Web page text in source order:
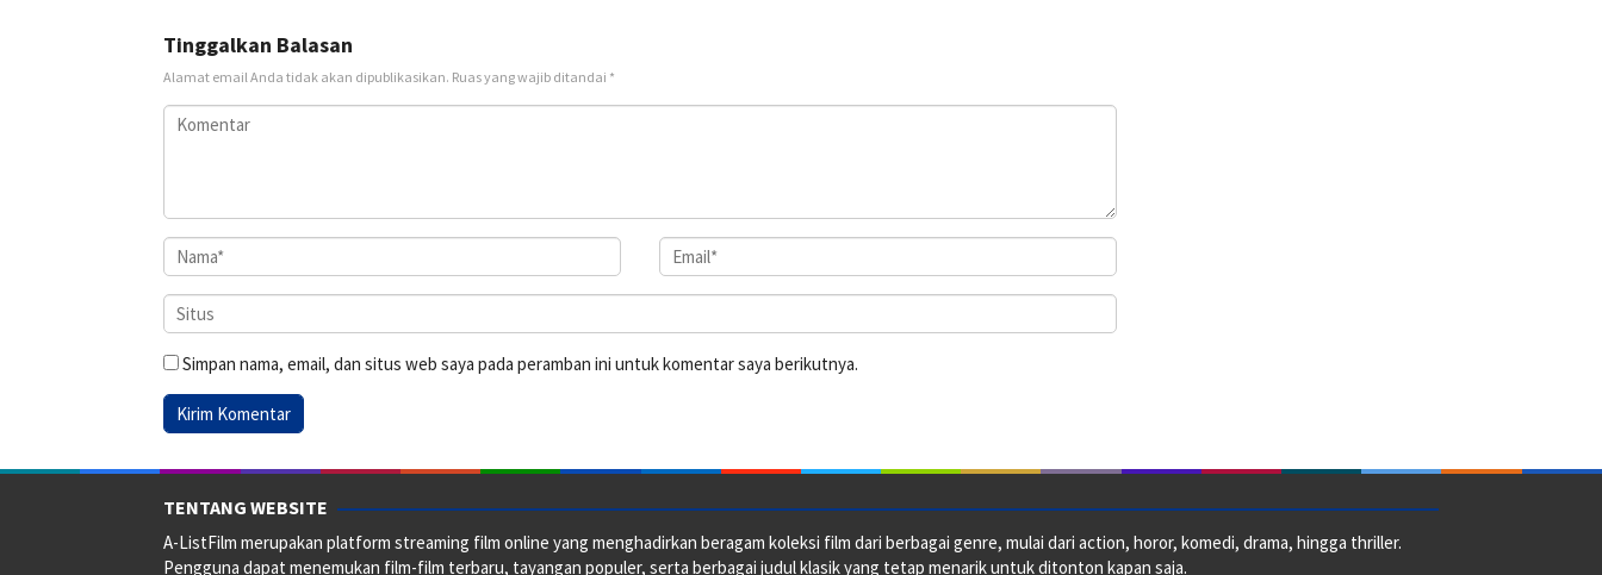
Tinggalkan Balasan
Alamat email Anda tidak akan dipublikasikan. Ruas yang wajib ditandai *
Simpan nama, email, dan situs web saya pada peramban ini untuk komentar saya berikutnya.
TENTANG WEBSITE
A-ListFilm merupakan platform streaming film online yang menghadirkan beragam koleksi film dari berbagai genre, mulai dari action, horor, komedi, drama, hingga thriller.
Pengguna dapat menemukan film-film terbaru, tayangan populer, serta berbagai judul klasik yang tetap menarik untuk ditonton kapan saja.